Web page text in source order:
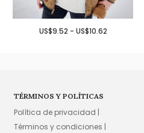
US$9.52 - US$10.62
TÉRMINOS Y POLÍTICAS
Política de privacidad |
Términos y condiciones |